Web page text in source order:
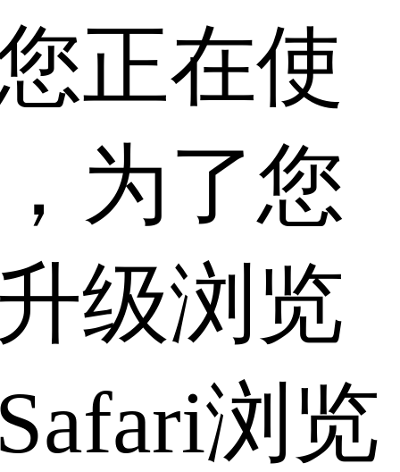
正在使
为了您
级浏览
浏览